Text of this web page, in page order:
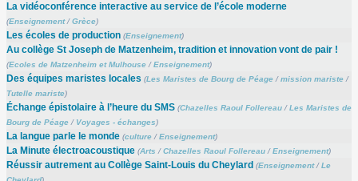
La vidéoconférence interactive au service de l’école moderne
(Enseignement/Grèce)
Les écoles de production (Enseignement)
Au collège St Joseph de Matzenheim, tradition et innovation vont de pair !
(Ecoles de Matzenheim et Mulhouse/Enseignement)
Des équipes maristes locales (Les Maristes de Bourg de Péage/mission mariste/
Tutelle mariste)
Échange épistolaire à l’heure du SMS (Chazelles Raoul Follereau/Les Maristes de
Bourg de Péage/ Voyages - échanges)
La langue parle le monde (culture/Enseignement)
La Minute électroacoustique (Arts /Chazelles Raoul Follereau/Enseignement)
Réussir autrement au Collège Saint-Louis du Cheylard (Enseignement/Le